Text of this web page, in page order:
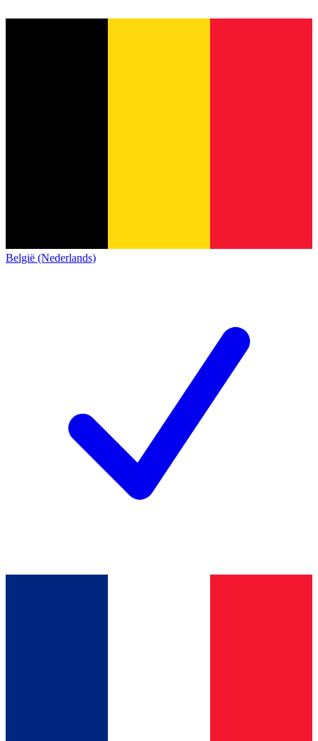
België (Nederlands)